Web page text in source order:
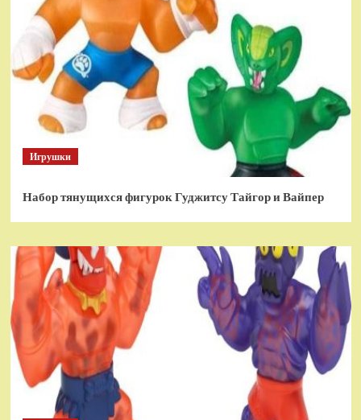
Игрушки
Набор тянущихся фигурок Гуджитсу Тайгор и Вайпер